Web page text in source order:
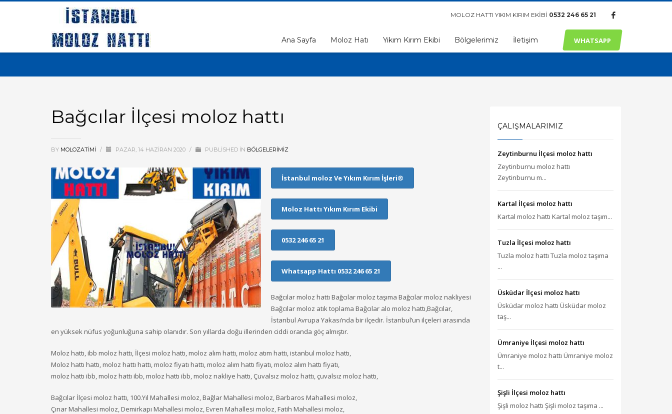
MOLOZ HATTI YIKIM KIRIM EKİBİ 0532 246 65 21
Ana Sayfa Moloz Hatı Yıkım Kırım Ekibi Bölgelerimiz İletişim WHATSAPP
Bağcılar İlçesi moloz hattı
BY MOLOZATIMI / PAZAR, 14 HAZIRAN 2020 / PUBLISHED IN BÖLGELERIMIZ
İstanbul moloz Ve Yıkım Kırım İşleri®
Moloz Hattı Yıkım Kırım Ekibi
0532 246 65 21
Whatsapp Hattı 0532 246 65 21
Bağcılar moloz hattı Bağcılar moloz taşıma Bağcılar moloz nakliyesi
Bağcılar moloz atık toplama Bağcılar alo moloz hattı,Bağcılar,
İstanbul Avrupa Yakası’nda bir ilçedir. İstanbul’un ilçeleri arasında
en yüksek nüfus yoğunluğuna sahip olanıdır. Son yıllarda doğu illerinden ciddi oranda göç almıştır.
Moloz hattı, ibb moloz hattı, İlçesi moloz hattı, moloz alım hattı, moloz atım hattı, istanbul moloz hattı,
Moloz hattı hattı, moloz hattı hattı, moloz fiyatı hattı, moloz alım hattı fiyatı, moloz alım hattı fiyatı,
moloz hattı ibb, moloz hattı ibb, moloz hattı ibb, moloz nakliye hattı, Çuvalsız moloz hattı, çuvalsız moloz hattı,
Bağcılar İlçesi moloz hattı, 100.Yıl Mahallesi moloz, Bağlar Mahallesi moloz, Barbaros Mahallesi moloz,
Çınar Mahallesi moloz, Demirkapı Mahallesi moloz, Evren Mahallesi moloz, Fatih Mahallesi moloz,
ÇALIŞMALARIMIZ
Zeytinburnu İlçesi moloz hattı
Zeytinburnu moloz hattı
Zeytinburnu m...
Kartal İlçesi moloz hattı
Kartal moloz hattı Kartal moloz taşım...
Tuzla İlçesi moloz hattı
Tuzla moloz hattı Tuzla moloz taşıma
...
Üsküdar İlçesi moloz hattı
Üsküdar moloz hattı Üsküdar moloz
taş...
Ümraniye İlçesi moloz hattı
Ümraniye moloz hattı Ümraniye moloz
t...
Şişli İlçesi moloz hattı
Şişli moloz hattı Şişli moloz taşıma ...